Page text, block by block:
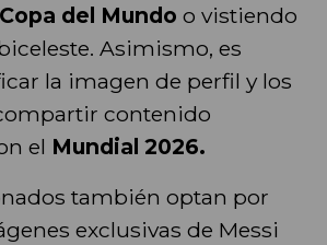
Copa del Mundo o vistiendo
Asimismo, es
la imagen de perfil y los
contenido
el Mundial 2026.
también optan por
exclusivas de Messi